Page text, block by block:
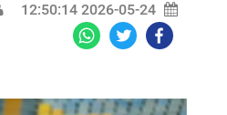
2026-05-24 12:50:14
Facebook
Twitter